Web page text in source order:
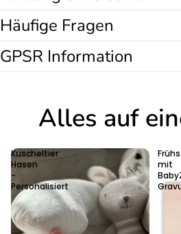
Häufige Fragen
GPSR Information
Alles auf
Kuscheltier
Hasen
-
Personalisiert
mit